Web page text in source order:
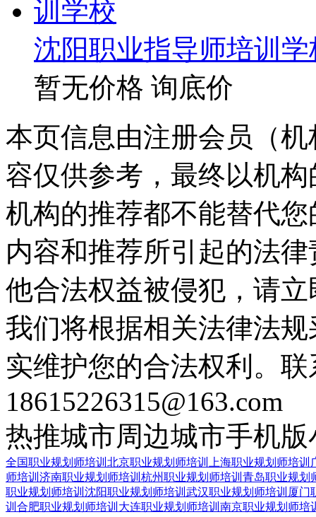
沈阳职业指导师培训学
暂无价格 询底价
本页信息由注册会员（
容仅供参考，最终以机
机构的推荐都不能替代
内容和推荐所引起的法
他合法权益被侵犯，请
我们将根据相关法律法
实维护您的合法权利。
18615226315@163.com
热推城市周边城市手机版
全国职业规划师培训 北京职业规划师培训 上海职业规划师培训
师培训 济南职业规划师培训 杭州职业规划师培训 青岛职业规划
职业规划师培训 沈阳职业规划师培训 武汉职业规划师培训 厦门
训 合肥职业规划师培训 大连职业规划师培训 南京职业规划师培